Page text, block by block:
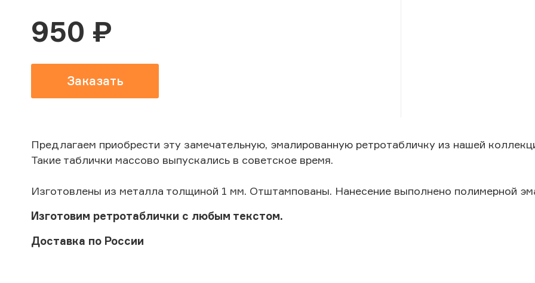
950 ₽
Заказать
Предлагаем приобрести эту замечательную, эмалированную ретротабличку из нашей
Такие таблички массово выпускались в советское время.
Изготовлены из металла толщиной 1 мм. Отштампованы. Нанесение выполнено полимерной
Изготовим ретротаблички с любым текстом.
Доставка по России